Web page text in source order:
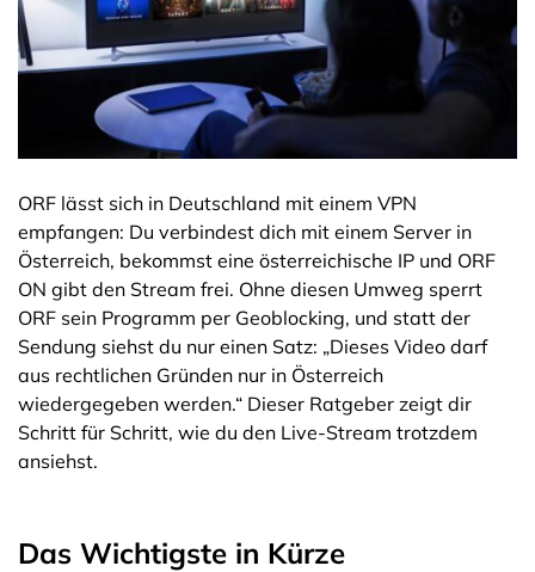
ORF lässt sich in Deutschland mit einem VPN
empfangen: Du verbindest dich mit einem Server in
Österreich, bekommst eine österreichische IP und ORF
ON gibt den Stream frei. Ohne diesen Umweg sperrt
ORF sein Programm per Geoblocking, und statt der
Sendung siehst du nur einen Satz: „Dieses Video darf
aus rechtlichen Gründen nur in Österreich
wiedergegeben werden.“ Dieser Ratgeber zeigt dir
Schritt für Schritt, wie du den Live-Stream trotzdem
ansiehst.
Das Wichtigste in Kürze